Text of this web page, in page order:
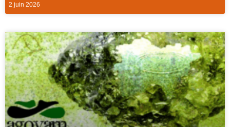
2 juin 2026